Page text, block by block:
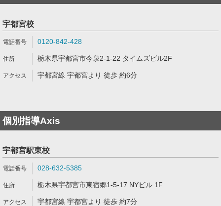
宇都宮校
0120-842-428
栃木県宇都宮市今泉2-1-22 タイムズビル2F
宇都宮線 宇都宮より 徒歩 約6分
個別指導Axis
宇都宮駅東校
028-632-5385
栃木県宇都宮市東宿郷1-5-17 NYビル 1F
宇都宮線 宇都宮より 徒歩 約7分